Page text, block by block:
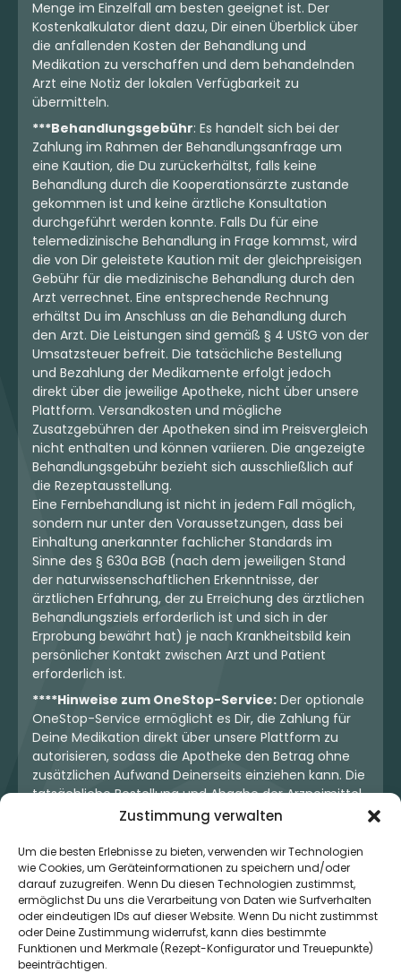
Zustimmung verwalten
Um die besten Erlebnisse zu bieten, verwenden wir Technologien
wie Cookies, um Geräteinformationen zu speichern und/oder
darauf zuzugreifen. Wenn Du diesen Technologien zustimmst,
ermöglichst Du uns die Verarbeitung von Daten wie Surfverhalten
oder eindeutigen IDs auf dieser Website. Wenn Du nicht zustimmst
oder Deine Zustimmung widerrufst, kann dies bestimmte
Funktionen und Merkmale (Rezept-Konfigurator und Treuepunkte)
beeinträchtigen.
Menge im Einzelfall am besten geeignet ist. Der
Kostenkalkulator dient dazu, Dir einen Überblick über
die anfallenden Kosten der Behandlung und
Medikation zu verschaffen und dem behandelnden
Arzt eine Notiz der lokalen Verfügbarkeit zu
übermitteln.
***Behandlungsgebühr: Es handelt sich bei der
Zahlung im Rahmen der Behandlungsanfrage um
eine Kaution, die Du zurückerhältst, falls keine
Behandlung durch die Kooperationsärzte zustande
gekommen ist und keine ärztliche Konsultation
durchgeführt werden konnte. Falls Du für eine
telemedizinische Behandlung in Frage kommst, wird
die von Dir geleistete Kaution mit der gleichpreisigen
Gebühr für die medizinische Behandlung durch den
Arzt verrechnet. Eine entsprechende Rechnung
erhältst Du im Anschluss an die Behandlung durch
den Arzt. Die Leistungen sind gemäß § 4 UStG von der
Umsatzsteuer befreit. Die tatsächliche Bestellung
und Bezahlung der Medikamente erfolgt jedoch
direkt über die jeweilige Apotheke, nicht über unsere
Plattform. Versandkosten und mögliche
Zusatzgebühren der Apotheken sind im Preisvergleich
nicht enthalten und können variieren. Die angezeigte
Behandlungsgebühr bezieht sich ausschließlich auf
die Rezeptausstellung.
Eine Fernbehandlung ist nicht in jedem Fall möglich,
sondern nur unter den Voraussetzungen, dass bei
Einhaltung anerkannter fachlicher Standards im
Sinne des § 630a BGB (nach dem jeweiligen Stand
der naturwissenschaftlichen Erkenntnisse, der
ärztlichen Erfahrung, der zu Erreichung des ärztlichen
Behandlungsziels erforderlich ist und sich in der
Erprobung bewährt hat) je nach Krankheitsbild kein
persönlicher Kontakt zwischen Arzt und Patient
erforderlich ist.
****Hinweise zum OneStop-Service: Der optionale
OneStop-Service ermöglicht es Dir, die Zahlung für
Deine Medikation direkt über unsere Plattform zu
autorisieren, sodass die Apotheke den Betrag ohne
zusätzlichen Aufwand Deinerseits einziehen kann. Die
tatsächliche Bestellung und Abgabe der Arzneimittel
erfolgt jedoch ausschließlich über die jeweilige
Dir und der Apotheke. Unser OneStop-Service stellt
kein pharmazeutisches Angebot dar, sondern dient
lediglich der komfortablen Zahlungsabwicklung. Die
Nutzung ist freiwillig und hat keinerlei Einfluss auf die
ärztliche Therapieentscheidung oder die Wahl der
verschriebenen Medikation. Apotheken sind rechtlich
unabhängig und unterliegen den gesetzlichen